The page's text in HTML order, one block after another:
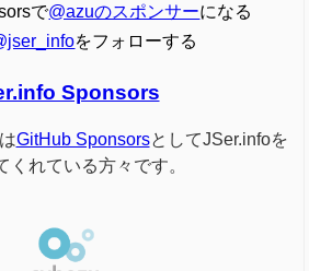
で@azuのスポンサーになる
をフォローする
Sponsors
GitHub SponsorsとしてJSer.infoを
くれている方々です。